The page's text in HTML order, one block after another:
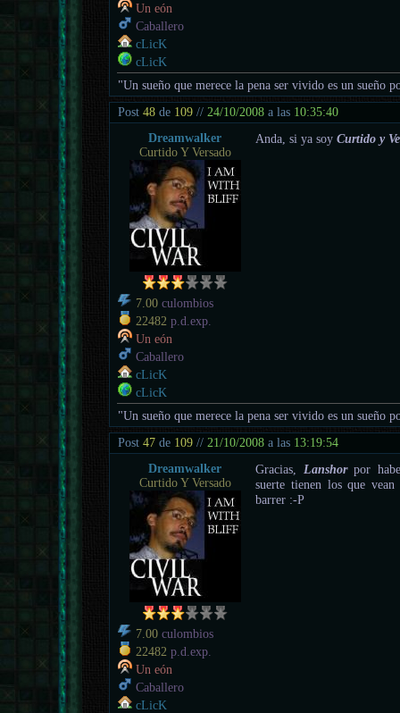
Un eón
Caballero
cLicK
cLicK
"Un sueño que merece la pena ser vivido es un sueño
Post48 de 109 // 24/10/2008 a las 10:35:40
Dreamwalker
Curtido Y Versado
7.00 culombios
22482 p.d.exp.
Un eón
Caballero
cLicK
cLicK
Anda, si ya soyCurtido y
"Un sueño que merece la pena ser vivido es un sueño
Post47 de 109 // 21/10/2008 a las 13:19:54
Dreamwalker
Curtido Y Versado
7.00 culombios
22482 p.d.exp.
Un eón
Caballero
cLicK
Gracias, Lanshorpor
suerte tienen los que
barrer :-P